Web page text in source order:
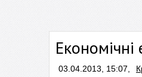
03.04.2013, 15:07,